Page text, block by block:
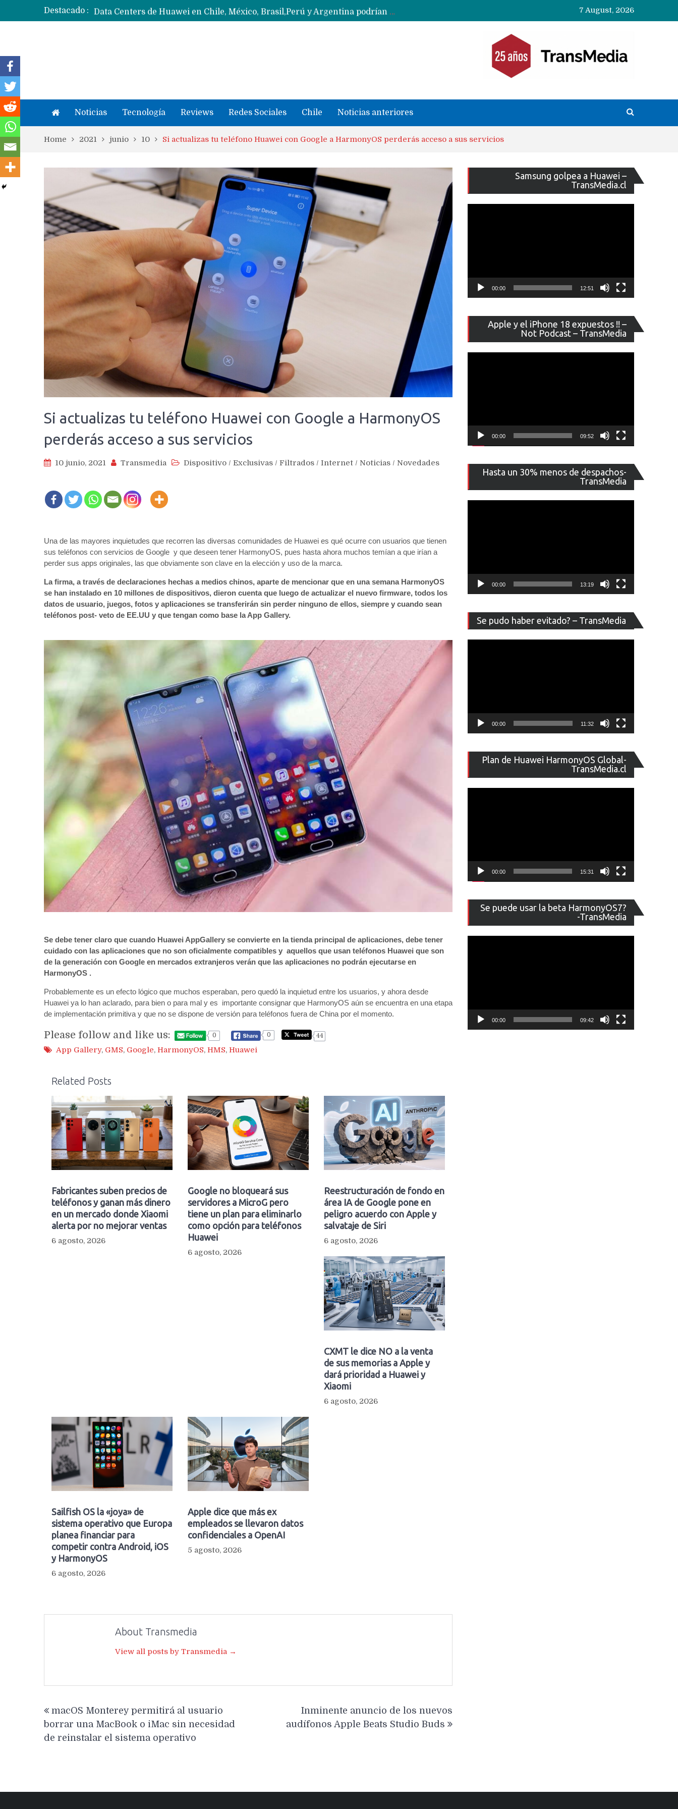
Destacado :
Fabricantes suben precios de teléfonos y ganan más dinero en un mercado donde Xiaomi alerta por no mejorar ventas
7 August, 2026
Noticias Tecnología Reviews Redes Sociales Chile Noticias anteriores
Home 2021 junio 10 Si actualizas tu teléfono Huawei con Google a HarmonyOS perderás acceso a sus servicios
Si actualizas tu teléfono Huawei con Google a HarmonyOS
perderás acceso a sus servicios
10 junio, 2021 Transmedia Dispositivo / Exclusivas / Filtrados / Internet / Noticias / Novedades
Una de las mayores inquietudes que recorren las diversas comunidades de Huawei es qué ocurre con usuarios que tienen
sus teléfonos con servicios de Google y que deseen tener HarmonyOS, pues hasta ahora muchos temían a que irían a
perder sus apps originales, las que obviamente son clave en la elección y uso de la marca.
La firma, a través de declaraciones hechas a medios chinos, aparte de mencionar que en una semana HarmonyOS
se han instalado en 10 millones de dispositivos, dieron cuenta que luego de actualizar el nuevo firmware, todos los
datos de usuario, juegos, fotos y aplicaciones se transferirán sin perder ninguno de ellos, siempre y cuando sean
teléfonos post- veto de EE.UU y que tengan como base la App Gallery.
Se debe tener claro que cuando Huawei AppGallery se convierte en la tienda principal de aplicaciones, debe tener
cuidado con las aplicaciones que no son oficialmente compatibles y aquellos que usan teléfonos Huawei que son
de la generación con Google en mercados extranjeros verán que las aplicaciones no podrán ejecutarse en
HarmonyOS .
Probablemente es un efecto lógico que muchos esperaban, pero quedó la inquietud entre los usuarios, y ahora desde
Huawei ya lo han aclarado, para bien o para mal y es importante consignar que HarmonyOS aún se encuentra en una etapa
de implementación primitiva y que no se dispone de versión para teléfonos fuera de China por el momento.
Please follow and like us: 0 0 44
App Gallery, GMS, Google, HarmonyOS, HMS, Huawei
Related Posts
Fabricantes suben precios de
teléfonos y ganan más dinero
en un mercado donde Xiaomi
alerta por no mejorar ventas
6 agosto, 2026
Google no bloqueará sus
servidores a MicroG pero
tiene un plan para eliminarlo
como opción para teléfonos
Huawei
6 agosto, 2026
Reestructuración de fondo en
área IA de Google pone en
peligro acuerdo con Apple y
salvataje de Siri
6 agosto, 2026
CXMT le dice NO a la venta
de sus memorias a Apple y
dará prioridad a Huawei y
Xiaomi
6 agosto, 2026
Sailfish OS la «joya» de
sistema operativo que Europa
planea financiar para
competir contra Android, iOS
y HarmonyOS
6 agosto, 2026
Apple dice que más ex
empleados se llevaron datos
confidenciales a OpenAI
5 agosto, 2026
About Transmedia
View all posts by Transmedia →
de
entradas
macOS Monterey permitirá al usuario
borrar una MacBook o iMac sin necesidad
de reinstalar el sistema operativo
Inminente anuncio de los nuevos
audífonos Apple Beats Studio Buds
Samsung golpea a Huawei –
TransMedia.cl
de
vídeo
00:00 12:51
Apple y el iPhone 18 expuestos !! –
Not Podcast – TransMedia
de
vídeo
00:00 09:52
Hasta un 30% menos de despachos-
TransMedia
de
vídeo
00:00 13:19
Se pudo haber evitado? – TransMedia
de
vídeo
00:00 11:32
Plan de Huawei HarmonyOS Global-
TransMedia.cl
de
vídeo
00:00 15:31
Se puede usar la beta HarmonyOS7?
-TransMedia
de
vídeo
00:00 09:42